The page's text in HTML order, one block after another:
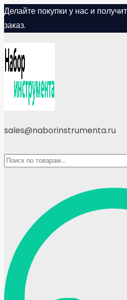
Skip
to
Делайте покупки у нас и
заказ.
sales@naborinstrumenta.ru
Искать: